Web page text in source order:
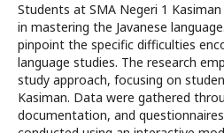
Students at SMA Negeri 1
in mastering the Javanese
pinpoint the specific difficulties
language studies. The research
study approach, focusing on
Kasiman. Data were gathered
documentation, and